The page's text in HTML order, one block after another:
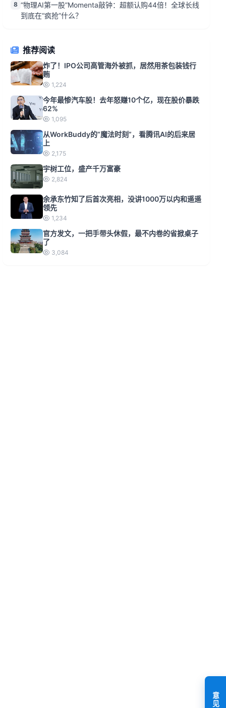
8 “物理AI第一股”Momenta敲钟：超额认购44倍！全球长线
到底在“疯抢”什么？
推荐阅读
炸了！IPO公司高管海外被抓，居然用茶包装钱行
贿
1,224
今年最惨汽车股！去年怒赚10个亿，现在股价暴跌
62%
1,095
从WorkBuddy的“魔法时刻”，看腾讯AI的后来居
上
2,175
宇树工位，盛产千万富豪
2,824
余承东竹知了后首次亮相，没讲1000万以内和遥遥
领先
1,234
官方发文，一把手带头休假，最不内卷的省掀桌子
了
3,084